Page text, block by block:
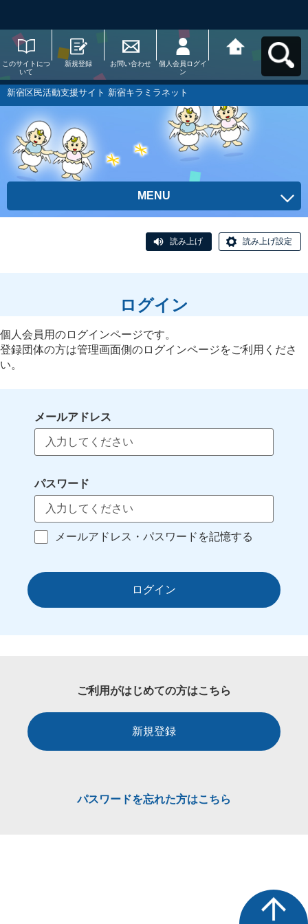
このサイトにつ
いて
新規登録 お問い合わせ
個人会員ログイ
ン
ラミラネットへ
新宿区民活動支援サイト 新宿キラミラネット
MENU
読み上げ 読み上げ設定
ログイン
個人会員用のログインページです。
登録団体の方は管理画面側のログインページをご利用くださ
い。
メールアドレス
パスワード
メールアドレス・パスワードを記憶する
ログイン
ご利用がはじめての方はこちら
新規登録
パスワードを忘れた方はこちら